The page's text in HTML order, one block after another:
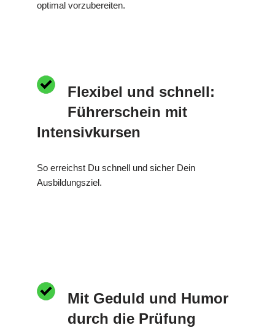
optimal vorzubereiten.
Flexibel und schnell:
Führerschein mit
Intensivkursen
So erreichst Du schnell und sicher Dein
Ausbildungsziel.
Mit Geduld und Humor
durch die Prüfung